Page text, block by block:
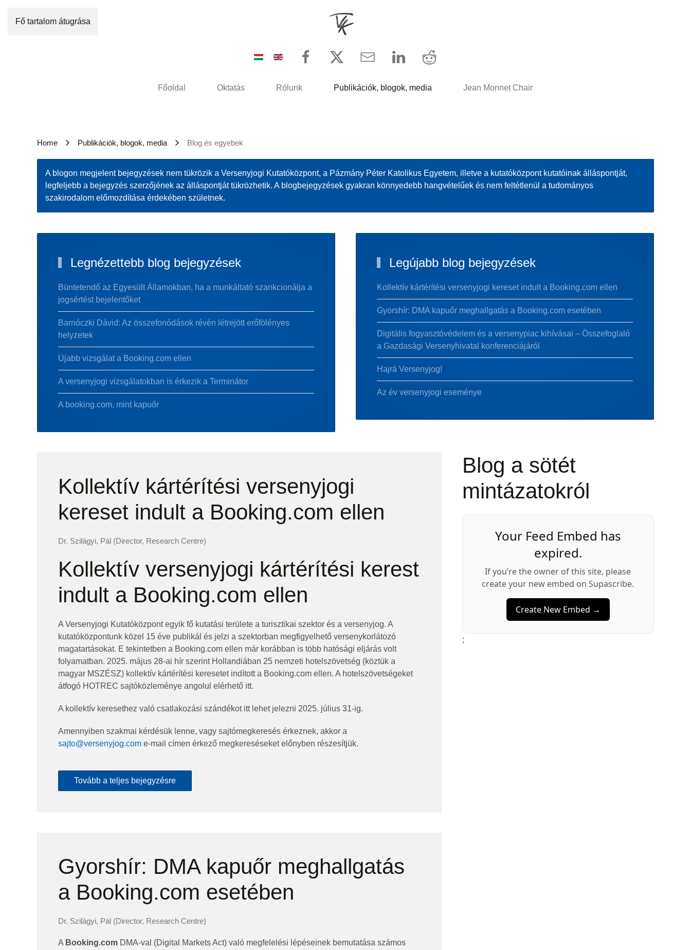
Fő tartalom átugrása
Főoldal Oktatás Rólunk Publikációk, blogok, media Jean Monnet Chair
Home Publikációk, blogok, media Blog és egyebek
A blogon megjelent bejegyzések nem tükrözik a Versenyjogi Kutatóközpont, a Pázmány Péter Katolikus Egyetem, illetve a kutatóközpont kutatóinak álláspontját,
legfeljebb a bejegyzés szerzőjének az álláspontját tükrözhetik. A blogbejegyzések gyakran könnyedebb hangvételűek és nem feltétlenül a tudományos
szakirodalom előmozdítása érdekében születnek.
Legnézettebb blog bejegyzések
Büntetendő az Egyesült Államokban, ha a munkáltató szankcionálja a
jogsértést bejelentőket
Barnóczki Dávid: Az összefonódások révén létrejött erőfölényes
helyzetek
Újabb vizsgálat a Booking.com ellen
A versenyjogi vizsgálatokban is érkezik a Terminátor
A booking.com, mint kapuőr
Legújabb blog bejegyzések
Kollektív kártérítési versenyjogi kereset indult a Booking.com ellen
Gyorshír: DMA kapuőr meghallgatás a Booking.com esetében
Digitális fogyasztóvédelem és a versenypiac kihívásai – Összefoglaló
a Gazdasági Versenyhivatal konferenciájáról
Hajrá Versenyjog!
Az év versenyjogi eseménye
Kollektív kártérítési versenyjogi
kereset indult a Booking.com ellen
Dr. Szilágyi, Pál (Director, Research Centre)
Kollektív versenyjogi kártérítési kerest
indult a Booking.com ellen
A Versenyjogi Kutatóközpont egyik fő kutatási területe a turisztikai szektor és a versenyjog. A
kutatóközpontunk közel 15 éve publikál és jelzi a szektorban megfigyelhető versenykorlátozó
magatartásokat. E tekintetben a Booking.com ellen már korábban is több hatósági eljárás volt
folyamatban. 2025. május 28-ai hír szerint Hollandiában 25 nemzeti hotelszövetség (köztük a
magyar MSZÉSZ) kollektív kártérítési keresetet indított a Booking.com ellen. A hotelszövetségeket
átfogó HOTREC sajtóközleménye angolul elérhető itt.
A kollektív keresethez való csatlakozási szándékot itt lehet jelezni 2025. július 31-ig.
Amennyiben szakmai kérdésük lenne, vagy sajtómegkeresés érkeznek, akkor a
sajto@versenyjog.com e-mail címen érkező megkereséseket előnyben részesítjük.
Tovább a teljes bejegyzésre
Gyorshír: DMA kapuőr meghallgatás
a Booking.com esetében
Dr. Szilágyi, Pál (Director, Research Centre)
A Booking.com DMA-val (Digital Markets Act) való megfelelési lépéseinek bemutatása számos
Blog a sötét
mintázatokról
Your Feed Embed has
expired.
If you’re the owner of this site, please
create your new embed on Supascribe.
Create New Embed →
;